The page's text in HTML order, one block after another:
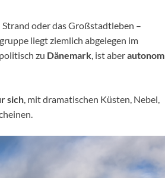
oder das Großstadtleben –
liegt ziemlich abgelegen im
zu Dänemark, ist aberautonom
sich, mit dramatischen Küsten, Nebel,